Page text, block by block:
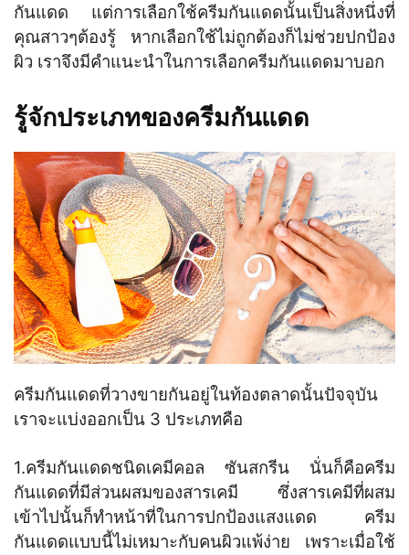
กันแดด แต่การเลือกใช้ครีมกันแดดนั้นเป็นสิ่งหนึ่งที่
คุณสาวๆต้องรู้ หากเลือกใช้ไม่ถูกต้องก็ไม่ช่วยปกป้อง
ผิว เราจึงมีคำแนะนำในการเลือกครีมกันแดดมาบอก
รู้จักประเภทของครีมกันแดด
ครีมกันแดดที่วางขายกันอยู่ในท้องตลาดนั้นปัจจุบัน
เราจะแบ่งออกเป็น 3 ประเภทคือ
1.ครีมกันแดดชนิดเคมีคอล ซันสกรีน นั่นก็คือครีม
กันแดดที่มีส่วนผสมของสารเคมี ซึ่งสารเคมีที่ผสม
เข้าไปนั้นก็ทำหน้าที่ในการปกป้องแสงแดด ครีม
กันแดดแบบนี้ไม่เหมาะกับคนผิวแพ้ง่าย เพราะเมื่อใช้